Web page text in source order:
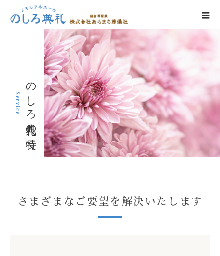
のしろ典礼の特長
Service
さまざまなご要望を解決いたします